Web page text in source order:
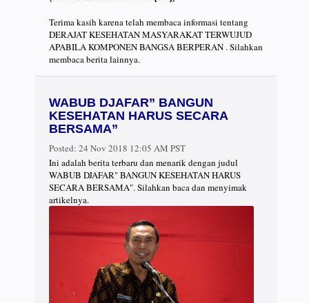
Terima kasih karena telah membaca informasi tentang
DERAJAT KESEHATAN MASYARAKAT TERWUJUD
APABILA KOMPONEN BANGSA BERPERAN . Silahkan
membaca berita lainnya.
WABUB DJAFAR” BANGUN
KESEHATAN HARUS SECARA
BERSAMA”
Posted: 24 Nov 2018 12:05 AM PST
Ini adalah berita terbaru dan menarik dengan judul
WABUB DJAFAR" BANGUN KESEHATAN HARUS
SECARA BERSAMA". Silahkan baca dan menyimak
artikelnya.